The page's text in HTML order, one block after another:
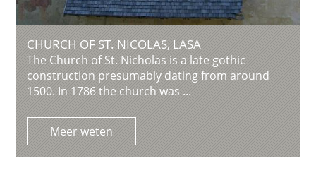
CHURCH OF ST. NICOLAS, LASA
The Church of St. Nicholas is a late gothic
construction presumably dating from around
1500. In 1786 the church was ...
Meer weten